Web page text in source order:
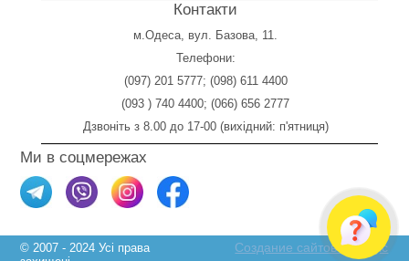
Контакти
м.Одеса, вул. Базова, 11.
Телефони:
(097) 201 5777; (098) 611 4400
(093 ) 740 4400; (066) 656 2777
Дзвоніть з 8.00 до 17-00 (вихідний: п'ятниця)
Ми в соцмережах
© 2007 - 2024 Усі права
Создание сайтов Skylogic